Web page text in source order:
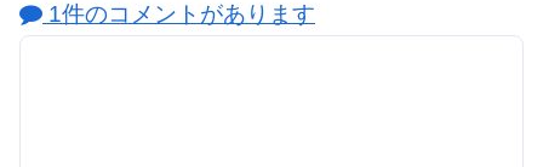
1件のコメントがあります